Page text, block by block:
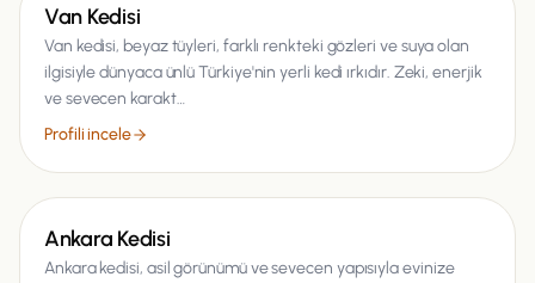
Van Kedisi
Van kedisi, beyaz tüyleri, farklı renkteki gözleri ve suya olan
ilgisiyle dünyaca ünlü Türkiye'nin yerli kedi ırkıdır. Zeki, enerjik
ve sevecen karakt…
Profili incele
Kedi
Ankara Kedisi
Ankara kedisi, asil görünümü ve sevecen yapısıyla evinize